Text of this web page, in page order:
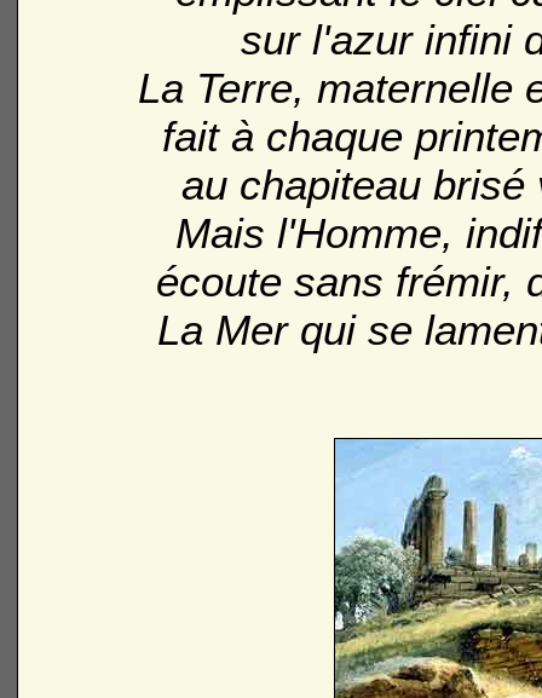
sur l'azur infini
La Terre, maternelle
fait à chaque
au chapiteau
Mais l'Homme,
écoute sans frémir,
La Mer qui se